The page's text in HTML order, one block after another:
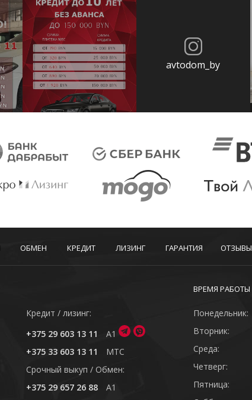
avtodom_by
ОБМЕН КРЕДИТ ЛИЗИНГ ГАРАНТИЯ ОТЗЫВЫ
Кредит / лизинг:
+375 29 603 13 11
A1
+375 33 603 13 11
MTC
Cрочный выкуп / Обмен:
+375 29 657 26 88
A1
ВРЕМЯ РАБОТЫ
Понедельник:
Вторник:
Среда:
Четверг:
Пятница: